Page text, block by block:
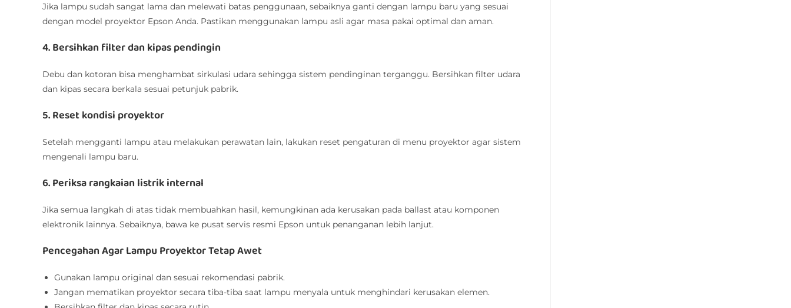
Jika lampu sudah sangat lama dan melewati batas penggunaan, sebaiknya ganti dengan lampu baru yang sesuai
dengan model proyektor Epson Anda. Pastikan menggunakan lampu asli agar masa pakai optimal dan aman.
4. Bersihkan filter dan kipas pendingin
Debu dan kotoran bisa menghambat sirkulasi udara sehingga sistem pendinginan terganggu. Bersihkan filter udara
dan kipas secara berkala sesuai petunjuk pabrik.
5. Reset kondisi proyektor
Setelah mengganti lampu atau melakukan perawatan lain, lakukan reset pengaturan di menu proyektor agar sistem
mengenali lampu baru.
6. Periksa rangkaian listrik internal
Jika semua langkah di atas tidak membuahkan hasil, kemungkinan ada kerusakan pada ballast atau komponen
elektronik lainnya. Sebaiknya, bawa ke pusat servis resmi Epson untuk penanganan lebih lanjut.
Pencegahan Agar Lampu Proyektor Tetap Awet
Gunakan lampu original dan sesuai rekomendasi pabrik.
Jangan mematikan proyektor secara tiba-tiba saat lampu menyala untuk menghindari kerusakan elemen.